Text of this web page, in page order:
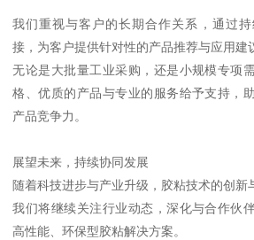
我们重视与客户的长期合作关系，通过
接，为客户提供针对性的产品推荐与应用建
无论是大批量工业采购，还是小规模专项
格、优质的产品与专业的服务给予支持，
产品竞争力。
展望未来，持续协同发展
随着科技进步与产业升级，胶粘技术的创新
我们将继续关注行业动态，深化与合作伙
高性能、环保型胶粘解决方案。